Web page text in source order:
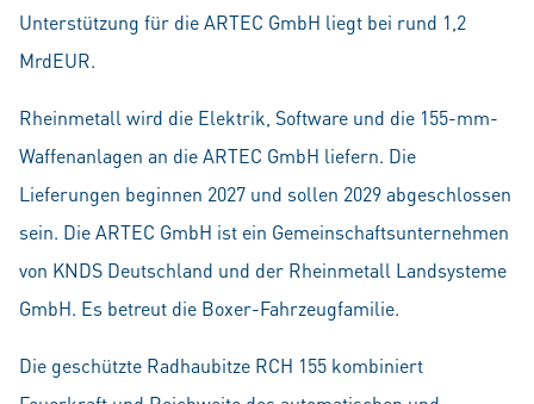
Unterstützung für die ARTEC GmbH liegt bei rund 1,2
MrdEUR.
Rheinmetall wird die Elektrik, Software und die 155-mm-
Waffenanlagen an die ARTEC GmbH liefern. Die
Lieferungen beginnen 2027 und sollen 2029 abgeschlossen
sein. Die ARTEC GmbH ist ein Gemeinschaftsunternehmen
von KNDS Deutschland und der Rheinmetall Landsysteme
GmbH. Es betreut die Boxer-Fahrzeugfamilie.
Die geschützte Radhaubitze RCH 155 kombiniert